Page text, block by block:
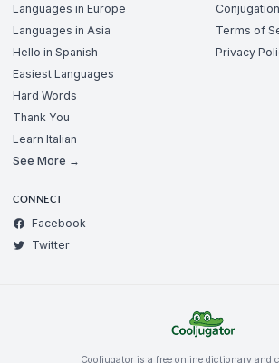
Languages in Europe
Languages in Asia
Hello in Spanish
Easiest Languages
Hard Words
Thank You
Learn Italian
See More →
Terms of
Privacy
CONNECT
Facebook
Twitter
Cooljugator is a free online dictionary and